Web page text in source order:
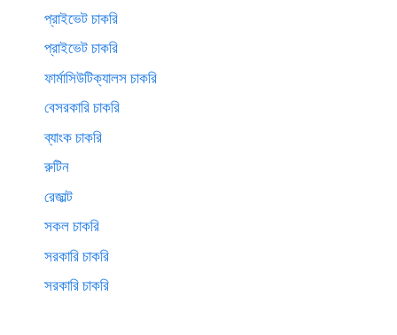
প্রাইভেট চাকরি
প্রাইভেট চাকরি
ফার্মাসিউটিক্যালস চাকরি
বেসরকারি চাকরি
ব্যাংক চাকরি
রুটিন
রেজাল্ট
সকল চাকরি
সরকারি চাকরি
সরকারি চাকরি